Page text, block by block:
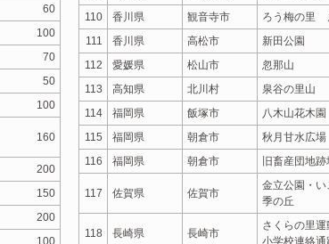
60
100
70
50
100
160
200
150
200
100
110
香川県 観音寺市 ろう梅の里
111
香川県 高松市 新田公園
112
愛媛県 松山市 忽那山
113
高知県 北川村 泉谷の里山
114
福岡県 飯塚市 八木山花木園
115
福岡県 朝倉市 秋月甘水広場
116
福岡県 朝倉市 旧畜産団地跡
117 佐賀県 佐賀市
金立公園・い
季の丘
118 長崎県 長崎市
さくらの里運
小学校連絡通